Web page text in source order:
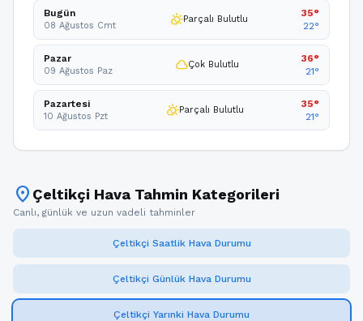
Bugün
08 Ağustos Cmt partly_cloudy_dayParçalı Bulutlu
35°
22°
Pazar
09 Ağustos Paz cloudÇok Bulutlu
36°
21°
Pazartesi
10 Ağustos Pzt partly_cloudy_dayParçalı Bulutlu
35°
21°
location_on Çeltikçi Hava Tahmin Kategorileri
Canlı, günlük ve uzun vadeli tahminler
Çeltikçi Saatlik Hava Durumu
Çeltikçi Günlük Hava Durumu
Çeltikçi Yarınki Hava Durumu